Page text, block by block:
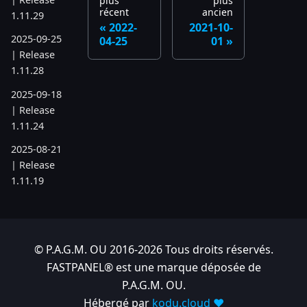
1.11.29
2025-09-25
| Release
1.11.28
2025-09-18
| Release
1.11.24
2025-08-21
| Release
1.11.19
| Release
récent
2022-
04-25
ancien
2021-10-
01
© P.A.G.M. OU 2016-2026 Tous droits réservés.
FASTPANEL® est une marque déposée de
P.A.G.M. OU.
Hébergé par kodu.cloud ❤️